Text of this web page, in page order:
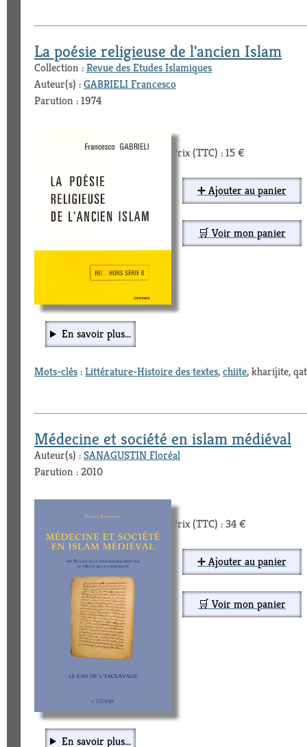
La poésie religieuse de l'ancien Islam
Collection :Revue des Etudes Islamiques
Auteur(s) :GABRIELI Francesco
Parution : 1974
Prix (TTC) : 15 €
➕ Ajouter au panier
🛒 Voir mon panier
En savoir plus...
Mots-clés:Littérature-Histoire des textes,chiite, kharijite,
Médecine et société en islam médiéval
Auteur(s) :SANAGUSTIN Floréal
Parution : 2010
Prix (TTC) : 34 €
➕ Ajouter au panier
🛒 Voir mon panier
En savoir plus...